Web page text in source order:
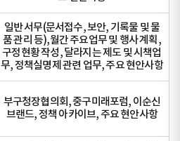
일반 서무(문서접수, 보안, 기록물 및 물
품 관리 등),월간 주요업무 및 행사 계획,
구정현황 작성, 달라지는 제도 및 시책업
무, 정책실명제 관련 업무, 주요 현안사항
부구청장협의회, 중구미래포럼, 이순신
브랜드, 정책 아카이브, 주요 현안사항